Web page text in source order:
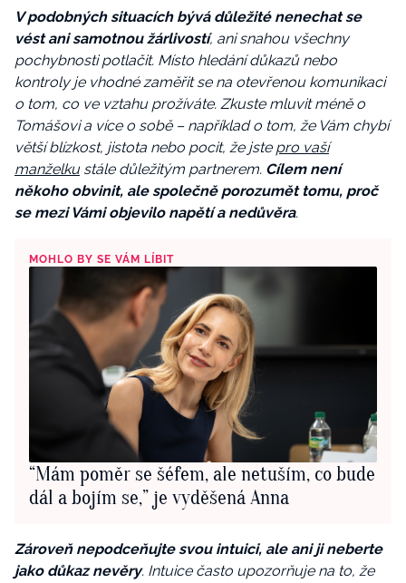
V podobných situacích bývá důležité nenechat se
vést ani samotnou žárlivostí, ani snahou všechny
pochybnosti potlačit. Místo hledání důkazů nebo
kontroly je vhodné zaměřit se na otevřenou komunikaci
o tom, co ve vztahu prožíváte. Zkuste mluvit méně o
Tomášovi a více o sobě – například o tom, že Vám chybí
větší blízkost, jistota nebo pocit, že jste pro vaší
manželkustále důležitým partnerem. Cílem není
někoho obvinit, ale společně porozumět tomu, proč
se mezi Vámi objevilo napětí a nedůvěra.
MOHLO BY SE VÁM LÍBIT
“Mám poměr se šéfem, ale netuším, co bude
dál a bojím se,” je vyděšená Anna
Zároveň nepodceňujte svou intuici, ale ani ji neberte
jako důkaz nevěry. Intuice často upozorňuje na to, že